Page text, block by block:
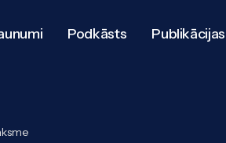
Podkāsts Publikācijas